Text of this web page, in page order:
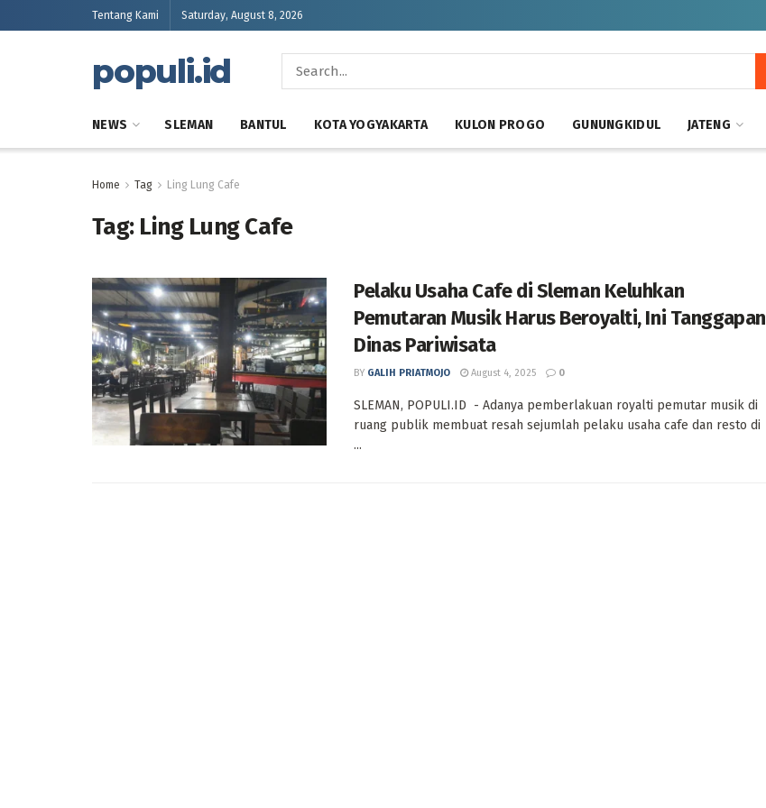
Tentang Kami Saturday, August 8, 2026
populi.id
NEWS SLEMAN BANTUL KOTA YOGYAKARTA KULON PROGO GUNUNGKIDUL JATENG
Home Tag Ling Lung Cafe
Tag: Ling Lung Cafe
Pelaku Usaha Cafe di Sleman Keluhkan
Pemutaran Musik Harus Beroyalti, Ini Tanggapan
Dinas Pariwisata
BY GALIH PRIATMOJO August 4, 2025 0
SLEMAN, POPULI.ID - Adanya pemberlakuan royalti pemutar musik di
ruang publik membuat resah sejumlah pelaku usaha cafe dan resto di
...